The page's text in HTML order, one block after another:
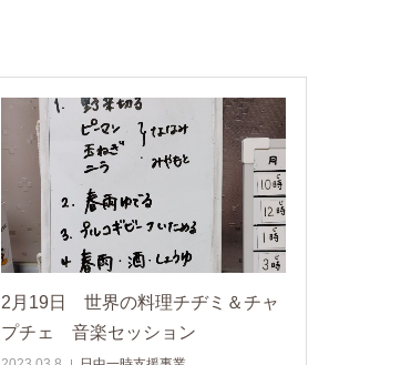
2月19日 世界の料理チヂミ＆チャ
プチェ 音楽セッション